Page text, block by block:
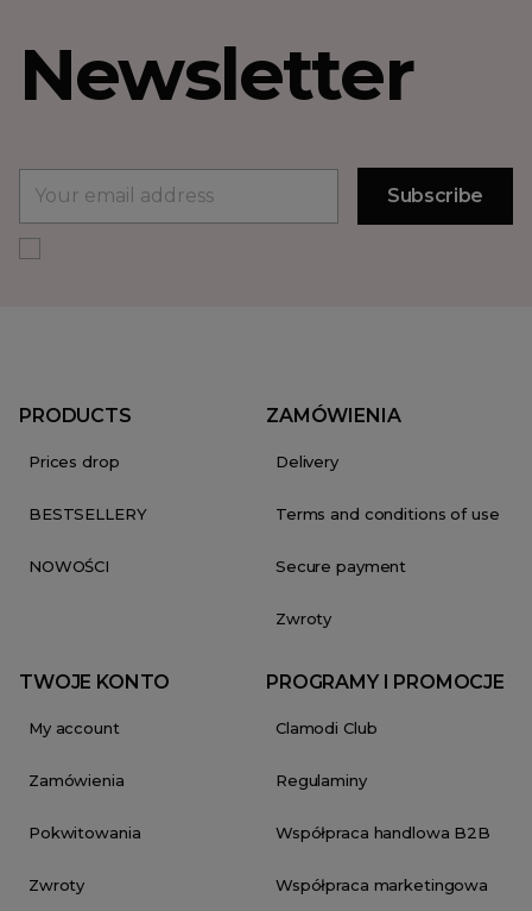
Newsletter
PRODUCTS
Prices drop
BESTSELLERY
NOWOŚCI
ZAMÓWIENIA
Delivery
Terms and conditions of use
Secure payment
Zwroty
TWOJE KONTO
My account
Zamówienia
Pokwitowania
Zwroty
PROGRAMY I PROMOCJE
Clamodi Club
Regulaminy
Współpraca handlowa B2B
Współpraca marketingowa